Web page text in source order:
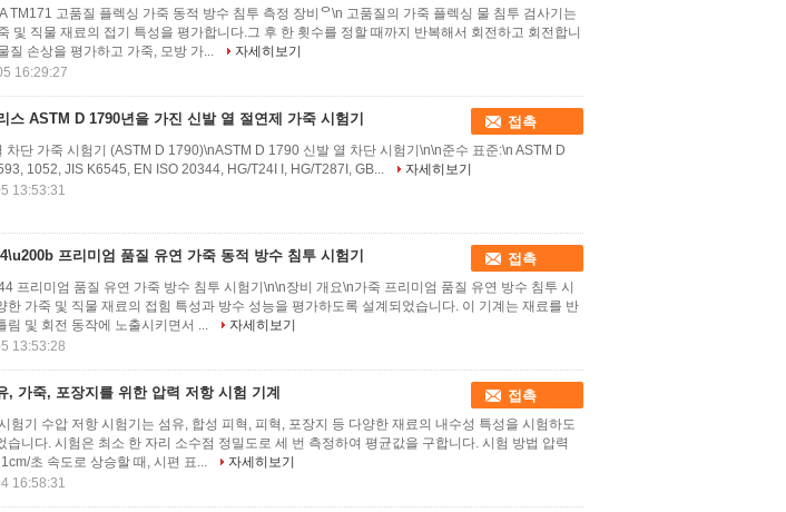
TM171 고품질 플렉싱 가죽 동적 방수 침투 측정 장비ᄋ\n 고품질의 가죽 플렉싱 물 침투 검사기는
및 직물 재료의 접기 특성을 평가합니다.그 후 한 횟수를 정할 때까지 반복해서 회전하고 회전합니
질 손상을 평가하고 가죽, 모방 가...
자세히보기
16:29:27
스 ASTM D 1790년을 가진 신발 열 절연제 가죽 시험기 접촉
차단 가죽 시험기 (ASTM D 1790)\nASTM D 1790 신발 열 차단 시험기\n\n준수 표준:\n ASTM D
1052, JIS K6545, EN ISO 20344, HG/T24I I, HG/T287I, GB...
자세히보기
13:53:31
프리미엄 품질 유연 가죽 동적 방수 침투 시험기 접촉
프리미엄 품질 유연 가죽 방수 침투 시험기\n\n장비 개요\n가죽 프리미엄 품질 유연 방수 침투 시
한 가죽 및 직물 재료의 접힘 특성과 방수 성능을 평가하도록 설계되었습니다. 이 기계는 재료를 반
림 및 회전 동작에 노출시키면서 ...
자세히보기
13:53:28
, 가죽, 포장지를 위한 압력 저항 시험 기계 접촉
험기 수압 저항 시험기는 섬유, 합성 피혁, 피혁, 포장지 등 다양한 재료의 내수성 특성을 시험하도
습니다. 시험은 최소 한 자리 소수점 정밀도로 세 번 측정하여 평균값을 구합니다. 시험 방법 압력
초 속도로 상승할 때, 시편 표...
자세히보기
16:58:31